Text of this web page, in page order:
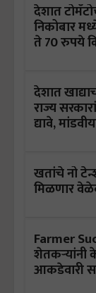
देशात
निकोबार
ते 70 रुपये
देशात
राज्य
द्यावे,
खतांचे नो
मिळणार
Farmer
शेतकऱ्यांनी
आकडेवारी